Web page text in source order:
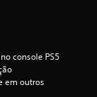
console PS5
em outros